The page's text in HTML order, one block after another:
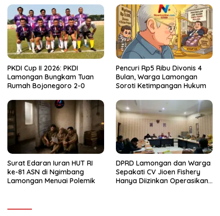
PKDI Cup II 2026: PKDI
Lamongan Bungkam Tuan
Rumah Bojonegoro 2-0
Pencuri Rp5 Ribu Divonis 4
Bulan, Warga Lamongan
Soroti Ketimpangan Hukum
Surat Edaran Iuran HUT RI
ke-81 ASN di Ngimbang
Lamongan Menuai Polemik
DPRD Lamongan dan Warga
Sepakati CV Jioen Fishery
Hanya Diizinkan Operasikan